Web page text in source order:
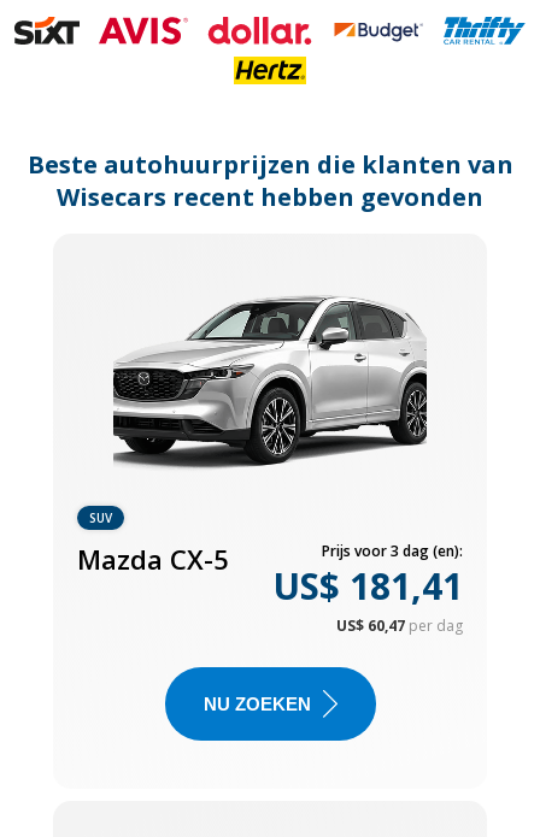
get
the
dates.
Beste autohuurprijzen die klanten van
Wisecars recent hebben gevonden
SUV
Mazda CX-5 Prijs voor 3 dag (en):
US$ 181,41
US$ 60,47 per dag
NU ZOEKEN